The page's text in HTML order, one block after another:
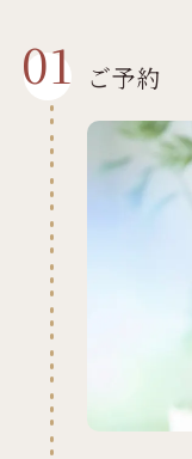
01 ご予約